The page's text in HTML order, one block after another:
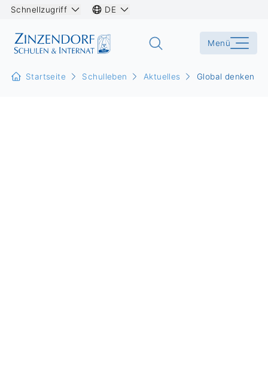
Schnellzugriff DE
Menü
Startseite Schulleben Aktuelles Global denken –